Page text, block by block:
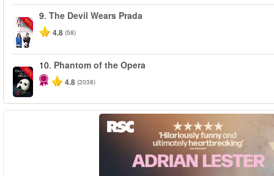
-50%
9. The Devil Wears Prada
4.8 (58)
-20%
10. Phantom of the Opera
4.8 (2038)